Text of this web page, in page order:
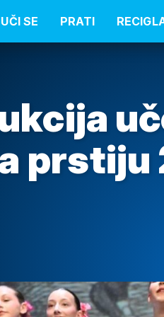
SE PRATI
prstiju